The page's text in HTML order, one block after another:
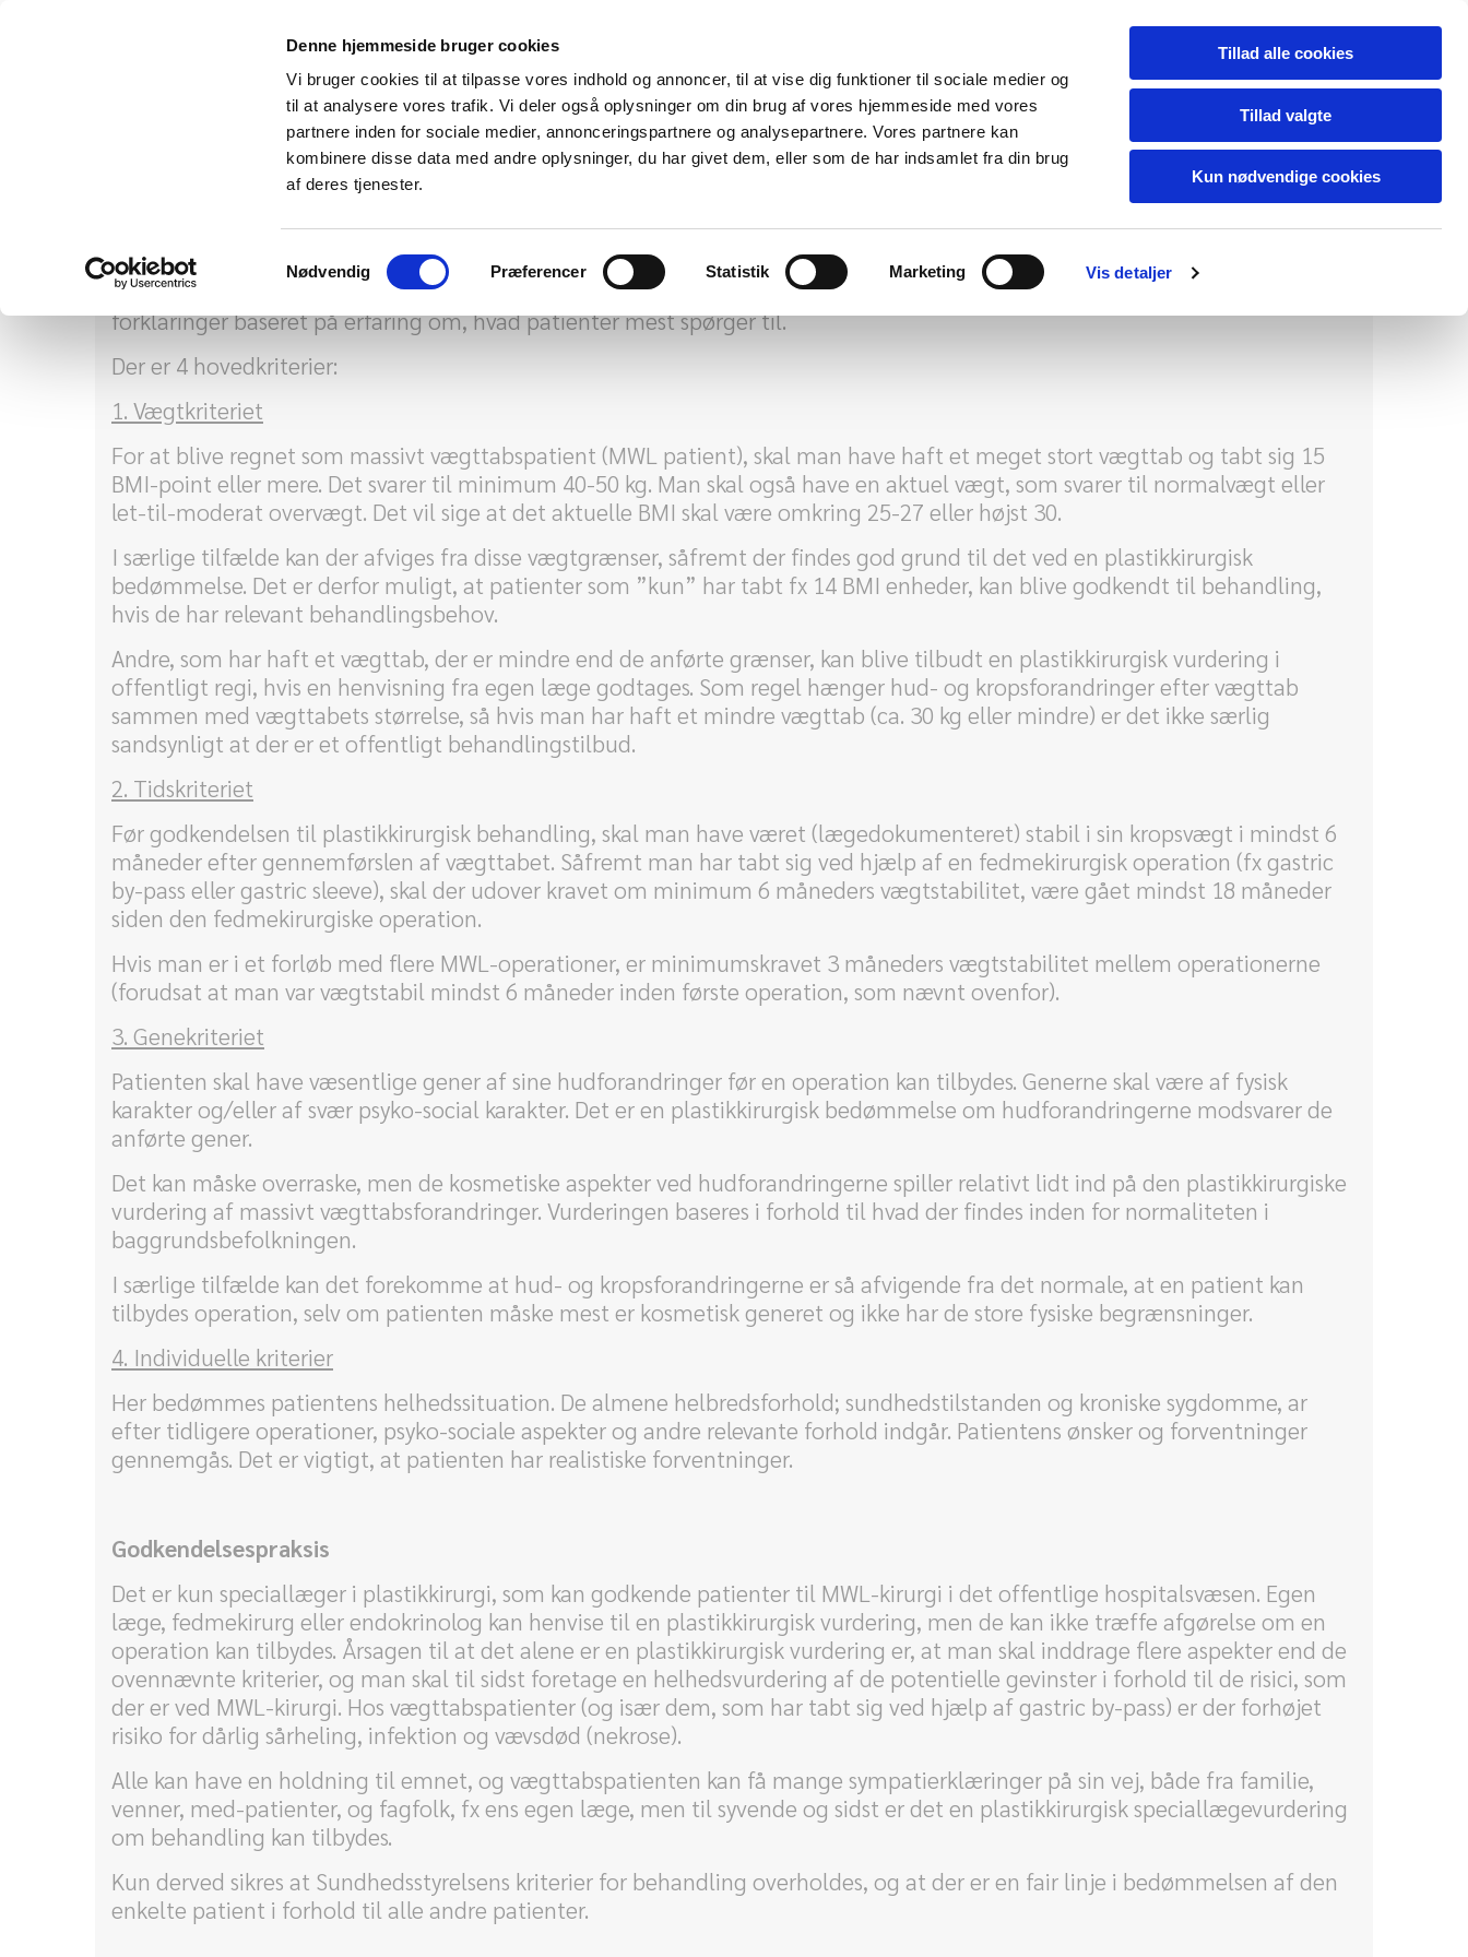
Denne hjemmeside bruger cookies
Vi bruger cookies til at tilpasse vores indhold og annoncer, til at vise dig funktioner til sociale medier og
til at analysere vores trafik. Vi deler også oplysninger om din brug af vores hjemmeside med vores
partnere inden for sociale medier, annonceringspartnere og analysepartnere. Vores partnere kan
kombinere disse data med andre oplysninger, du har givet dem, eller som de har indsamlet fra din brug
af deres tjenester.
Nødvendig Præferencer Statistik Marketing Vis detaljer
Tillad alle cookies
Tillad valgte
Kun nødvendige cookies
Om kriterier for offentligt MWL behandling
For at kunne få plastikkirurgisk korrektion af overskydende hud og kropsdeformiteter efter et stort vægttab i det offentlige
sundhedssystem, kræves det at en række kriterier er opfyldt. Det er en plastikkirurgisk speciallægevurdering af kriterierne og
den samlede situation, som lægges til grund for at tilbyde behandling. I det følgende gennemgås kriterierne med
forklaringer baseret på erfaring om, hvad patienter mest spørger til.
Der er 4 hovedkriterier:
1. Vægtkriteriet
For at blive regnet som massivt vægttabspatient (MWL patient), skal man have haft et meget stort vægttab og tabt sig 15
BMI-point eller mere. Det svarer til minimum 40-50 kg. Man skal også have en aktuel vægt, som svarer til normalvægt eller
let-til-moderat overvægt. Det vil sige at det aktuelle BMI skal være omkring 25-27 eller højst 30.
I særlige tilfælde kan der afviges fra disse vægtgrænser, såfremt der findes god grund til det ved en plastikkirurgisk
bedømmelse. Det er derfor muligt, at patienter som ”kun” har tabt fx 14 BMI enheder, kan blive godkendt til behandling,
hvis de har relevant behandlingsbehov.
Andre, som har haft et vægttab, der er mindre end de anførte grænser, kan blive tilbudt en plastikkirurgisk vurdering i
offentligt regi, hvis en henvisning fra egen læge godtages. Som regel hænger hud- og kropsforandringer efter vægttab
sammen med vægttabets størrelse, så hvis man har haft et mindre vægttab (ca. 30 kg eller mindre) er det ikke særlig
sandsynligt at der er et offentligt behandlingstilbud.
2. Tidskriteriet
Før godkendelsen til plastikkirurgisk behandling, skal man have været (lægedokumenteret) stabil i sin kropsvægt i mindst 6
måneder efter gennemførslen af vægttabet. Såfremt man har tabt sig ved hjælp af en fedmekirurgisk operation (fx gastric
by-pass eller gastric sleeve), skal der udover kravet om minimum 6 måneders vægtstabilitet, være gået mindst 18 måneder
siden den fedmekirurgiske operation.
Hvis man er i et forløb med flere MWL-operationer, er minimumskravet 3 måneders vægtstabilitet mellem operationerne
(forudsat at man var vægtstabil mindst 6 måneder inden første operation, som nævnt ovenfor).
3. Genekriteriet
Patienten skal have væsentlige gener af sine hudforandringer før en operation kan tilbydes. Generne skal være af fysisk
karakter og/eller af svær psyko-social karakter. Det er en plastikkirurgisk bedømmelse om hudforandringerne modsvarer de
anførte gener.
Det kan måske overraske, men de kosmetiske aspekter ved hudforandringerne spiller relativt lidt ind på den plastikkirurgiske
vurdering af massivt vægttabsforandringer. Vurderingen baseres i forhold til hvad der findes inden for normaliteten i
baggrundsbefolkningen.
I særlige tilfælde kan det forekomme at hud- og kropsforandringerne er så afvigende fra det normale, at en patient kan
tilbydes operation, selv om patienten måske mest er kosmetisk generet og ikke har de store fysiske begrænsninger.
4. Individuelle kriterier
Her bedømmes patientens helhedssituation. De almene helbredsforhold; sundhedstilstanden og kroniske sygdomme, ar
efter tidligere operationer, psyko-sociale aspekter og andre relevante forhold indgår. Patientens ønsker og forventninger
gennemgås. Det er vigtigt, at patienten har realistiske forventninger.
Godkendelsespraksis
Det er kun speciallæger i plastikkirurgi, som kan godkende patienter til MWL-kirurgi i det offentlige hospitalsvæsen. Egen
læge, fedmekirurg eller endokrinolog kan henvise til en plastikkirurgisk vurdering, men de kan ikke træffe afgørelse om en
operation kan tilbydes. Årsagen til at det alene er en plastikkirurgisk vurdering er, at man skal inddrage flere aspekter end de
ovennævnte kriterier, og man skal til sidst foretage en helhedsvurdering af de potentielle gevinster i forhold til de risici, som
der er ved MWL-kirurgi. Hos vægttabspatienter (og især dem, som har tabt sig ved hjælp af gastric by-pass) er der forhøjet
risiko for dårlig sårheling, infektion og vævsdød (nekrose).
Alle kan have en holdning til emnet, og vægttabspatienten kan få mange sympatierklæringer på sin vej, både fra familie,
venner, med-patienter, og fagfolk, fx ens egen læge, men til syvende og sidst er det en plastikkirurgisk speciallægevurdering
om behandling kan tilbydes.
Kun derved sikres at Sundhedsstyrelsens kriterier for behandling overholdes, og at der er en fair linje i bedømmelsen af den
enkelte patient i forhold til alle andre patienter.